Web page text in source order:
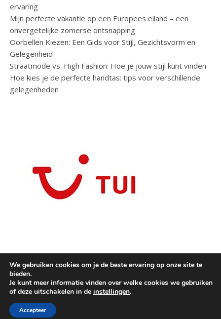
ervaring
Mijn perfecte vakantie op een Europees eiland – een
onvergetelijke zomerse ontsnapping
Oorbellen Kiezen: Een Gids voor Stijl, Gezichtsvorm en
Gelegenheid
Straatmode vs. High Fashion: Hoe je jouw stijl kunt vinden
Hoe kies je de perfecte handtas: tips voor verschillende
gelegenheden
Copyright © 2025Modetendances
We gebruiken cookies om je de beste ervaring op onze site te
bieden.
Je kunt meer informatie vinden over welke cookies we gebruiken
of deze uitschakelen in de instellingen.
Accepteer